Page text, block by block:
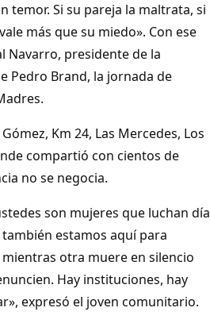
temor. Si su pareja la maltrata, si
más que su miedo». Con ese
Navarro, presidente de la
Pedro Brand, la jornada de
Km 24, Las Mercedes, Los
compartió con cientos de
no se negocia.
son mujeres que luchan día
estamos aquí para
otra muere en silencio
Hay instituciones, hay
expresó el joven comunitario.